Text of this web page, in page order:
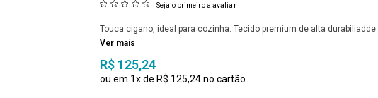
Seja o primeiro a avaliar
Touca cigano, ideal para cozinha. Tecido premium de alta durabiliadde.
Ver mais
R$ 125,24
1x R$ 125,24